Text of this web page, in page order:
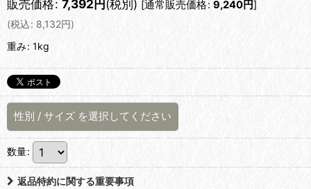
販売価格: 7,392円(税別) [通常販売価格: 9,240円]
(税込: 8,132円)
重み: 1kg
性別 / サイズ を選択してください
数量:
返品特約に関する重要事項